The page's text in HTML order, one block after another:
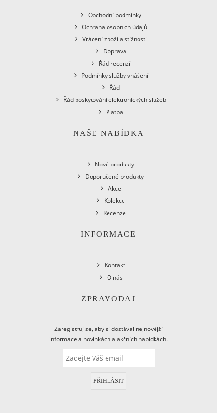
Obchodní podmínky
Ochrana osobních údajů
Vrácení zboží a stížnosti
Doprava
Řád recenzí
Podmínky služby vnášení
Řád
Řád poskytování elektronických služeb
Platba
NAŠE NABÍDKA
Nové produkty
Doporučené produkty
Akce
Kolekce
Recenze
INFORMACE
Kontakt
O nás
ZPRAVODAJ
Zaregistruj se, aby si dostával nejnovější
informace a novinkách a akčních nabídkách.
PŘIHLÁSIT